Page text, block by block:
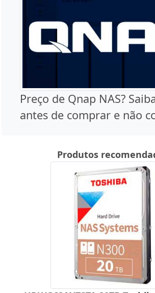
Preço de Qnap NAS?
antes de comprar e não
Produtos